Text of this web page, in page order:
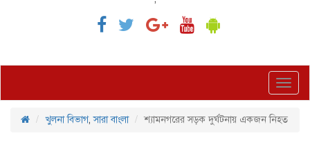
খুলনা বিভাগ,সারা বাংলা শ্যামনগরের সড়ক দুর্ঘটনায় একজন নিহত